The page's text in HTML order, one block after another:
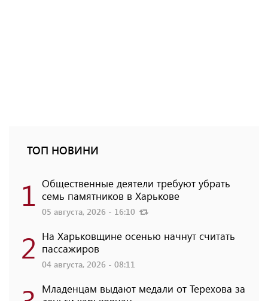
ТОП НОВИНИ
1 Общественные деятели требуют убрать
семь памятников в Харькове
05 августа, 2026 - 16:10
2 На Харьковщине осенью начнут считать
пассажиров
04 августа, 2026 - 08:11
Младенцам выдают медали от Терехова за